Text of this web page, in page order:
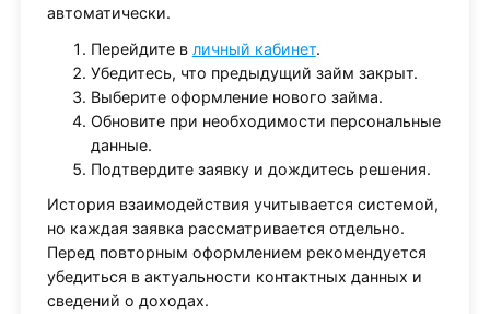
автоматически.
Перейдите в личный кабинет.
Убедитесь, что предыдущий займ закрыт.
Выберите оформление нового займа.
Обновите при необходимости персональные
данные.
Подтвердите заявку и дождитесь решения.
История взаимодействия учитывается системой,
но каждая заявка рассматривается отдельно.
Перед повторным оформлением рекомендуется
убедиться в актуальности контактных данных и
сведений о доходах.